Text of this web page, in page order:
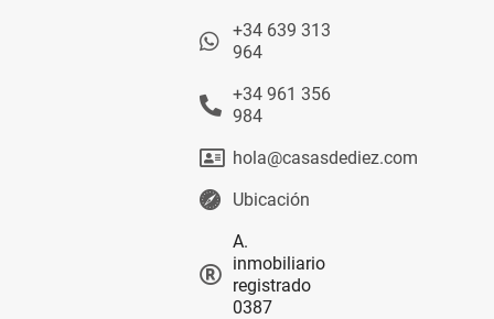
+34 639 313
964
+34 961 356
984
hola@casasdediez.com
Ubicación
A.
inmobiliario
registrado
0387